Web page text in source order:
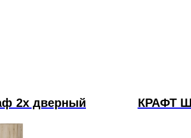
2х дверный КРАФТ